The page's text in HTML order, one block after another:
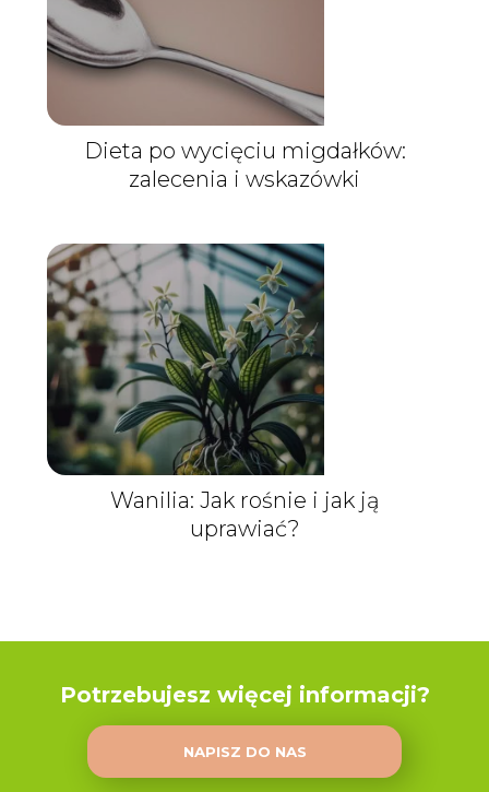
Dieta po wycięciu migdałków:
zalecenia i wskazówki
Wanilia: Jak rośnie i jak ją
uprawiać?
Potrzebujesz więcej informacji?
NAPISZ DO NAS